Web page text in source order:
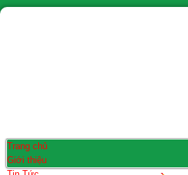
Trang chủ
Giới thiệu